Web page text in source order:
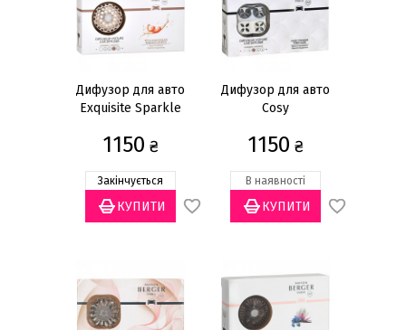
Дифузор для авто
Exquisite Sparkle
1150 ₴
Закінчується
Дифузор для авто
Cosy
1150 ₴
В наявності